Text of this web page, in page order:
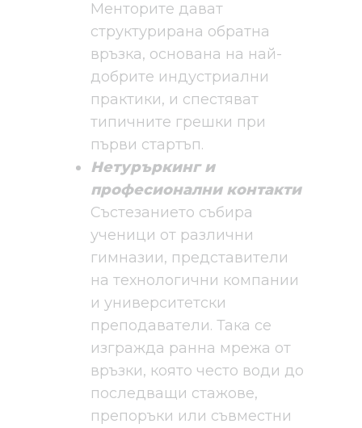
Менторите дават
структурирана обратна
връзка, основана на най-
добрите индустриални
практики, и спестяват
типичните грешки при
първи стартъп.
Нетуръркинг и
професионални контакти
Състезанието събира
ученици от различни
гимназии, представители
на технологични компании
и университетски
преподаватели. Така се
изгражда ранна мрежа от
връзки, която често води до
последващи стажове,
препоръки или съвместни